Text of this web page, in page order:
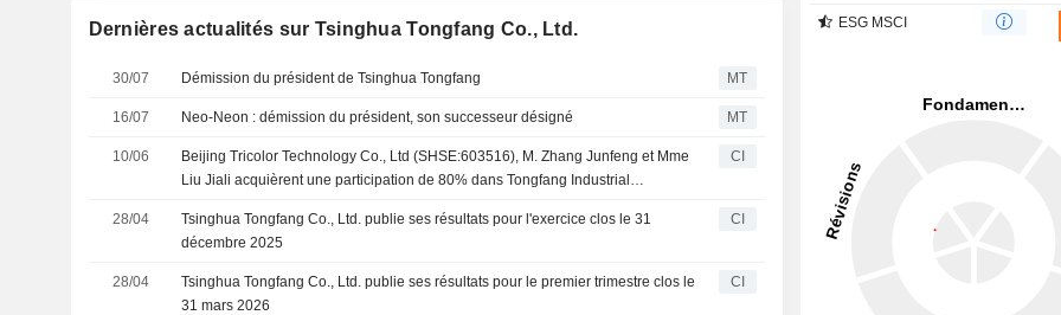
Dernières actualités sur Tsinghua Tongfang Co., Ltd.
30/07 Démission du président de Tsinghua Tongfang MT
16/07 Neo-Neon : démission du président, son successeur désigné MT
10/06
Beijing Tricolor Technology Co., Ltd (SHSE:603516), M. Zhang Junfeng et Mme
Liu Jiali acquièrent une participation de 80% dans Tongfang Industrial
(SHSE:600100).
CI
28/04
Tsinghua Tongfang Co., Ltd. publie ses résultats pour l'exercice clos le 31
décembre 2025
CI
28/04
Tsinghua Tongfang Co., Ltd. publie ses résultats pour le premier trimestre clos le
31 mars 2026
CI
ESG MSCI